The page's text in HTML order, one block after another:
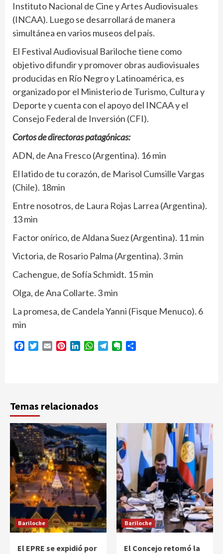
Instituto Nacional de Cine y Artes Audiovisuales
(INCAA). Luego se desarrollará de manera
simultánea en varios museos del país.
El Festival Audiovisual Bariloche tiene como
objetivo difundir y promover obras audiovisuales
producidas en Río Negro y Latinoamérica, es
organizado por el Ministerio de Turismo, Cultura y
Deporte y cuenta con el apoyo del INCAA y el
Consejo Federal de Inversión (CFI).
Cortos de directoras patagónicas:
ADN, de Ana Fresco (Argentina). 16 min
El latido de tu corazón, de Marisol Cumsille Vargas
(Chile). 18min
Entre nosotros, de Laura Rojas Larrea (Argentina).
13 min
Factor onírico, de Aldana Suez (Argentina). 11 min
Victoria, de Rosario Palma (Argentina). 3 min
Cachengue, de Sofía Schmidt. 15 min
Olga, de Ana Collarte. 3 min
La promesa, de Candela Yanni (Fisque Menuco). 6
min
Facebook
Twitter
Email PinterestLinkedInWhatsApp
TelegramEvernote
Temas relacionados
Bariloche
El EPRE se expidió por
Bariloche
El Concejo retomó la